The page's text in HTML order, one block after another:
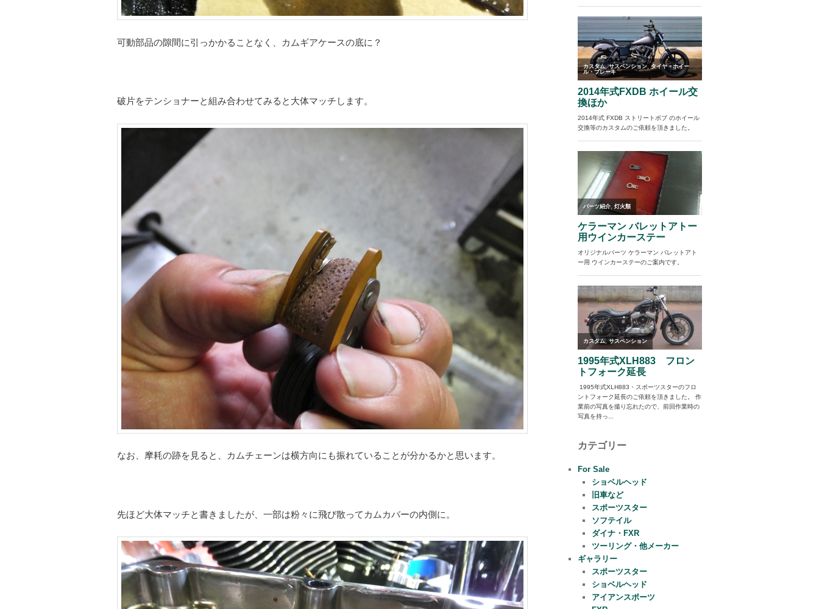
可動部品の隙間に引っかかることなく、カムギアケースの底に？
破片をテンショナーと組み合わせてみると大体マッチします。
なお、摩耗の跡を見ると、カムチェーンは横方向にも振れていることが分かるかと思います。
先ほど大体マッチと書きましたが、一部は粉々に飛び散ってカムカバーの内側に。
カテゴリー
For Sale
ショベルヘッド
旧車など
スポーツスター
ソフテイル
ダイナ・FXR
ツーリング・他メーカー
ギャラリー
スポーツスター
ショベルヘッド
アイアンスポーツ